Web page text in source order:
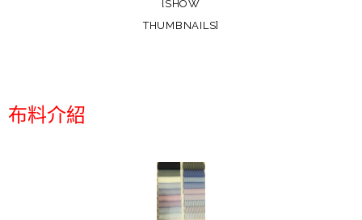
[SHOW
THUMBNAILS]
布料介紹